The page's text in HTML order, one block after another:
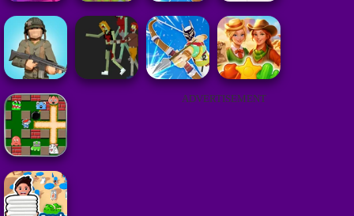
ADVERTISEMENT